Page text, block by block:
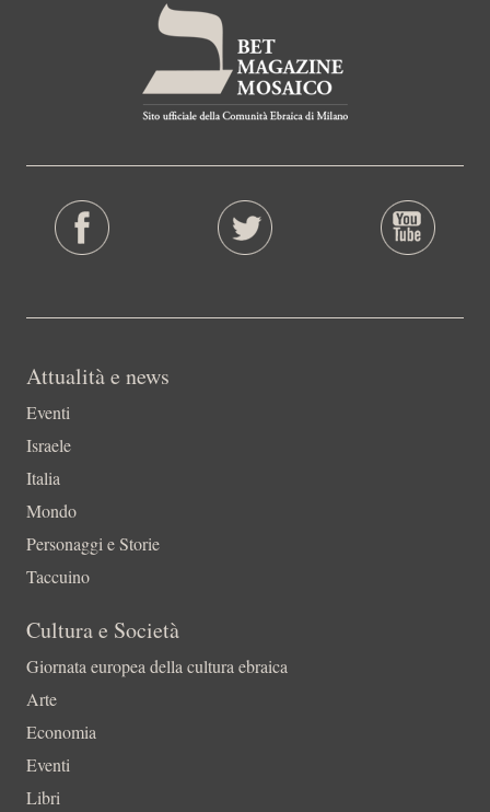
Attualità e news
Eventi
Israele
Italia
Mondo
Personaggi e Storie
Taccuino
Cultura e Società
Giornata europea della cultura ebraica
Arte
Economia
Eventi
Libri